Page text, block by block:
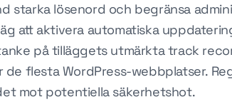
starka lösenord och begränsa
att aktivera automatiska
på tilläggets utmärkta track
de flesta WordPress-webbplatser.
mot potentiella säkerhetshot.